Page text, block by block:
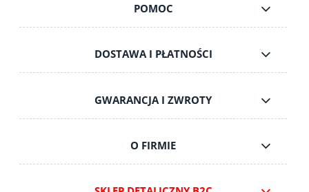
POMOC
DOSTAWA I PŁATNOŚCI
GWARANCJA I ZWROTY
O FIRMIE